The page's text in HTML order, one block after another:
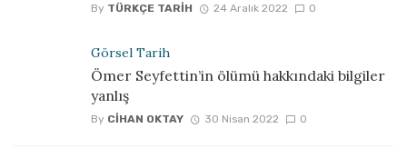
By TÜRKÇE TARIH 24 Aralık 2022 0
Görsel Tarih
Ömer Seyfettin’in ölümü hakkındaki bilgiler
yanlış
By CIHAN OKTAY 30 Nisan 2022 0